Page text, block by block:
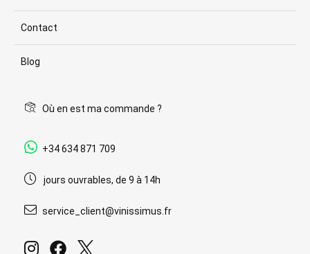
Contact
Blog
Où en est ma commande ?
+34 634 871 709
jours ouvrables, de 9 à 14h
service_client@vinissimus.fr